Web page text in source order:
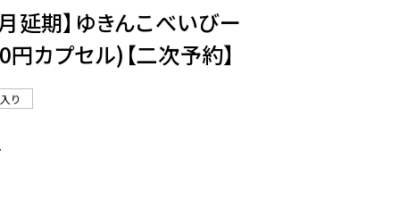
延期】ゆきんこべいびー
カプセル)【二次予約】
り